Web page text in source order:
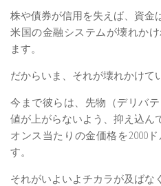
株や債券が信用を失えば、資金
米国の金融システムが壊れか
ます。
だからいま、それが壊れかけて
今まで彼らは、先物（デリバ
値が上がらないよう、抑え込ん
オンス当たりの金価格を2000
す。
それがいよいよチカラが及ばな